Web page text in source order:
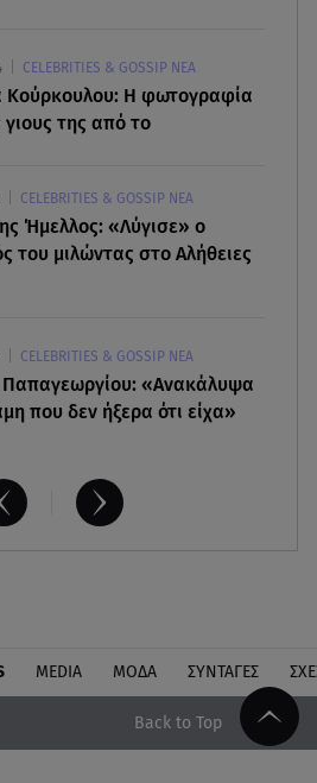
η εικόνα της
«μαϊμού αστυνομικούς» - Το
CELEBRITIES & GOSSIP ΝΕΑ
Κούρκουλου: Η φωτογραφία
γιους της από το
CELEBRITIES & GOSSIP ΝΕΑ
Ήμελλος: «Λύγισε» ο
του μιλώντας στο Αλήθειες
CELEBRITIES & GOSSIP ΝΕΑ
Παπαγεωργίου: «Ανακάλυψα
που δεν ήξερα ότι είχα»
MEDIA ΜΟΔΑ ΣΥΝΤΑΓΕΣ
Back to Top